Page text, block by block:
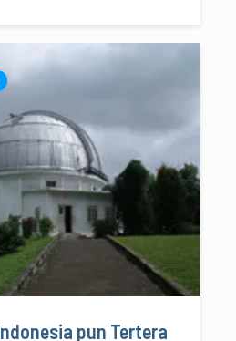
pun Tertera